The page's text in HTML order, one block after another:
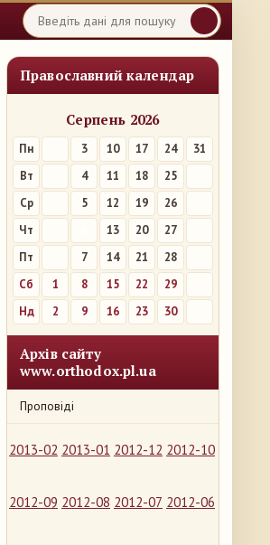
Православний календар
Серпень 2026
Пн 3 10 17 24
31
Вт
4 11 18
25
Ср
5 12 19
26
Чт
13 20
27
Пт
7 14 21
28
Сб
1 8 15 22
29
Нд
2 9 16 23 30
Архів сайту
www.orthodox.pl.ua
Проповіді
2013-02 2013-01 2012-12 2012-10
2012-09 2012-08 2012-07 2012-06